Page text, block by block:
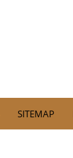
SITEMAP